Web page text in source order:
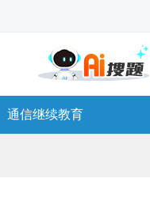
通信继续教育